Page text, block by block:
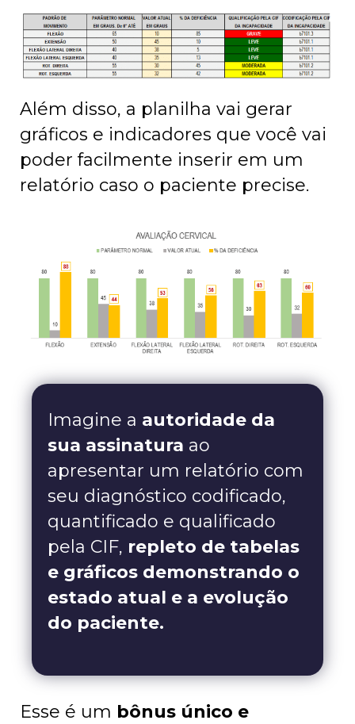
Além disso, a planilha vai gerar
gráficos e indicadores que você vai
poder facilmente inserir em um
relatório caso o paciente precise.
Imagine a autoridade da
sua assinatura ao
apresentar um relatório com
seu diagnóstico codificado,
quantificado e qualificado
pela CIF, repleto de tabelas
e gráficos demonstrando o
estado atual e a evolução
do paciente.
Esse é um bônus único e